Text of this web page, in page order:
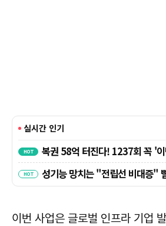
이번 사업은 글로벌 인프라 기업